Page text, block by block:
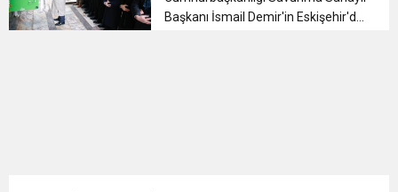
Başkanı İsmail Demir'in Eskişehir'de